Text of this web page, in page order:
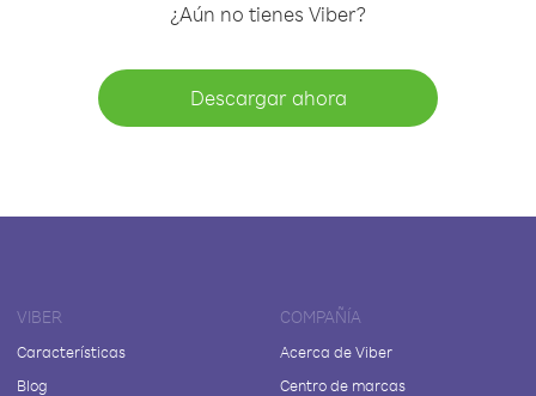
¿Aún no tienes Viber?
Descargar ahora
VIBER
Características
Blog
COMPAÑÍA
Acerca de Viber
Centro de marcas